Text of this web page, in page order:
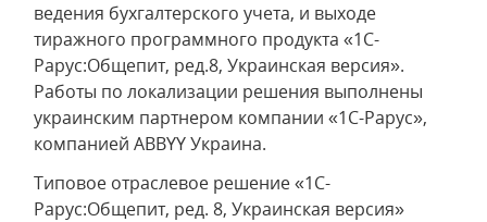
ведения бухгалтерского учета, и выходе
тиражного программного продукта «1С-
Рарус:Общепит, ред.8, Украинская версия».
Работы по локализации решения выполнены
украинским партнером компании «1С-Рарус»,
компанией ABBYY Украина.
Типовое отраслевое решение «1С-
Рарус:Общепит, ред. 8, Украинская версия»